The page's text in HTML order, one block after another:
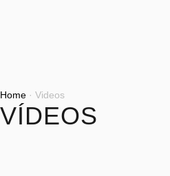
Home · Videos
VÍDEOS